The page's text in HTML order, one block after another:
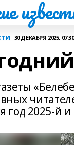
30 ДЕКАБРЯ 2025, 07:30
год 2025-й